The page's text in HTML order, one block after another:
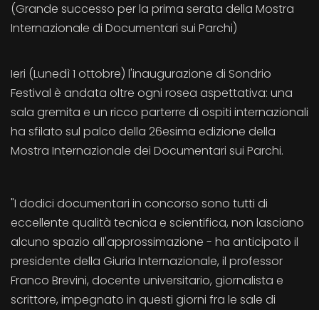
(Grande successo per la prima serata della Mostra
Internazionale di Documentari sui Parchi)
Ieri (Lunedì 1 ottobre) l'inaugurazione di Sondrio
Festival è andata oltre ogni rosea aspettativa: una
sala gremita e un ricco parterre di ospiti internazionali
ha sfilato sul palco della 26esima edizione della
Mostra Internazionale dei Documentari sui Parchi.
"I dodici documentari in concorso sono tutti di
eccellente qualità tecnica e scientifica, non lasciano
alcuno spazio all'approssimazione - ha anticipato il
presidente della Giuria Internazionale, il professor
Franco Brevini, docente universitario, giornalista e
scrittore, impegnato in questi giorni fra le sale di